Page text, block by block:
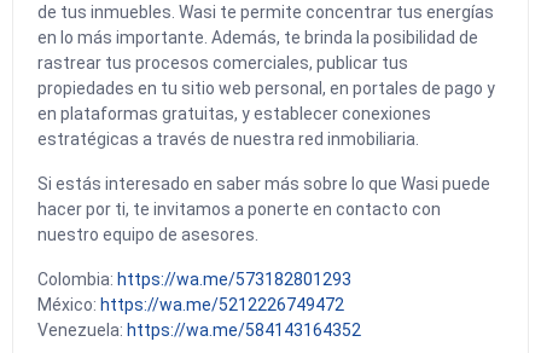
de tus inmuebles. Wasi te permite concentrar tus energías
en lo más importante. Además, te brinda la posibilidad de
rastrear tus procesos comerciales, publicar tus
propiedades en tu sitio web personal, en portales de pago y
en plataformas gratuitas, y establecer conexiones
estratégicas a través de nuestra red inmobiliaria.
Si estás interesado en saber más sobre lo que Wasi puede
hacer por ti, te invitamos a ponerte en contacto con
nuestro equipo de asesores.
Colombia: https://wa.me/573182801293
México: https://wa.me/5212226749472
Venezuela: https://wa.me/584143164352